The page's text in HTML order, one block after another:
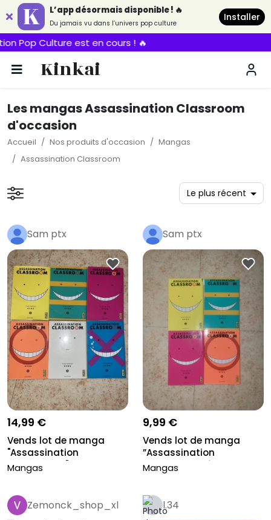
L’app désormais disponible ! 🔥
Du jamais vu dans l’univers pop culture
Installer
est en cours ! 🔥
Kinkai
Les mangas Assassination Classroom
d'occasion
Accueil Nos produits d'occasion
Mangas
Assassination Classroom
Sam ptx
14,99 €
Vends lot de manga
"Assassination
Classeroom" tome...
Mangas
Sam ptx
9,99 €
Vends lot de manga
”Assassination
Classroom” 1 à 4
Mangas
Zemonck_shop_xl l.34